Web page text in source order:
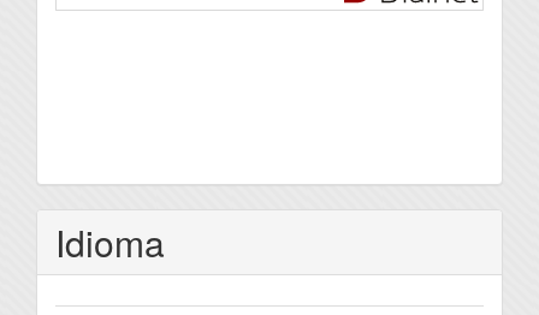
Idioma